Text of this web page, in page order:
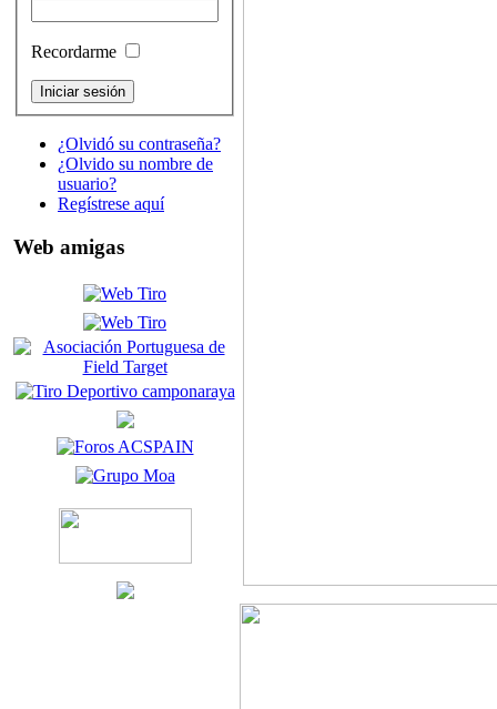
Recordarme
¿Olvidó su contraseña?
¿Olvido su nombre de
usuario?
Regístrese aquí
Web amigas